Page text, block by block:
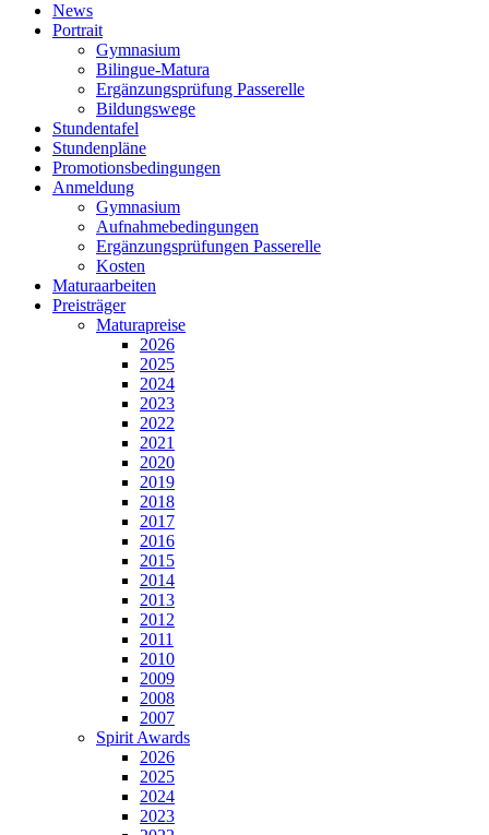
News
Portrait
Gymnasium
Bilingue-Matura
Ergänzungsprüfung Passerelle
Bildungswege
Stundentafel
Stundenpläne
Promotionsbedingungen
Anmeldung
Gymnasium
Aufnahmebedingungen
Ergänzungsprüfungen Passerelle
Kosten
Maturaarbeiten
Preisträger
Maturapreise
2026
2025
2024
2023
2022
2021
2020
2019
2018
2017
2016
2015
2014
2013
2012
2011
2010
2009
2008
2007
Spirit Awards
2026
2025
2024
2023